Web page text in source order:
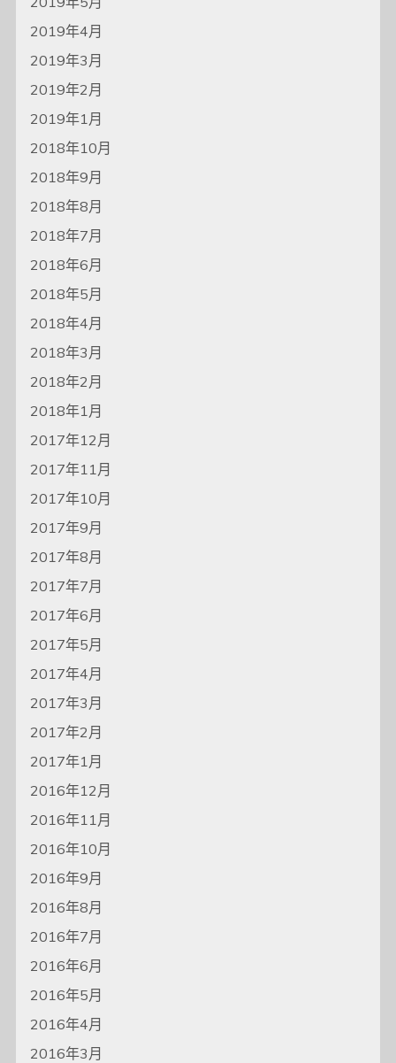
2019年4月
2019年3月
2019年2月
2019年1月
2018年10月
2018年9月
2018年8月
2018年7月
2018年6月
2018年5月
2018年4月
2018年3月
2018年2月
2018年1月
2017年12月
2017年11月
2017年10月
2017年9月
2017年8月
2017年7月
2017年6月
2017年5月
2017年4月
2017年3月
2017年2月
2017年1月
2016年12月
2016年11月
2016年10月
2016年9月
2016年8月
2016年7月
2016年6月
2016年5月
2016年4月
2016年3月